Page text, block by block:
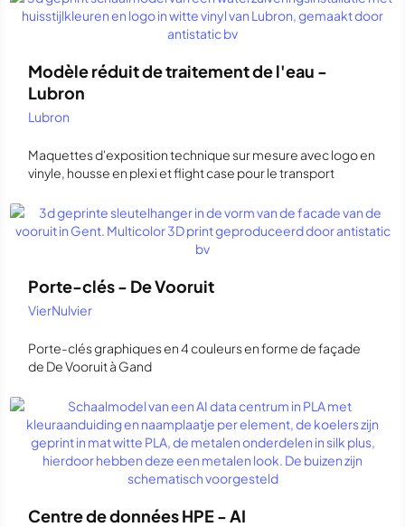
Modèle réduit de traitement de l'eau -
Lubron
Lubron
Maquettes d'exposition technique sur mesure avec logo en
vinyle, housse en plexi et flight case pour le transport
Porte-clés - De Vooruit
VierNulvier
Porte-clés graphiques en 4 couleurs en forme de façade
de De Vooruit à Gand
Centre de données HPE - AI